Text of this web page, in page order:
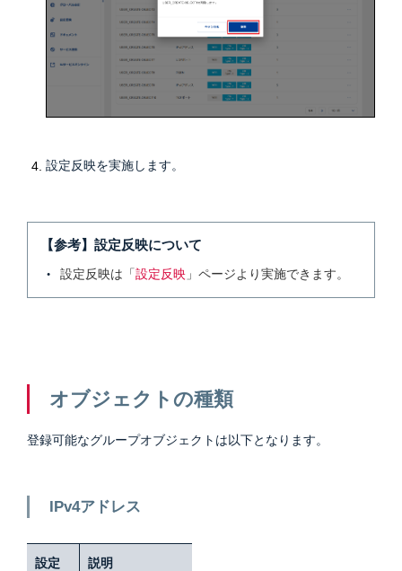
設定反映を実施します。
【参考】設定反映について
設定反映は「設定反映 」ページより実施できます。
オブジェクトの種類
登録可能なグループオブジェクトは以下となります。
IPv4アドレス
設定
説明